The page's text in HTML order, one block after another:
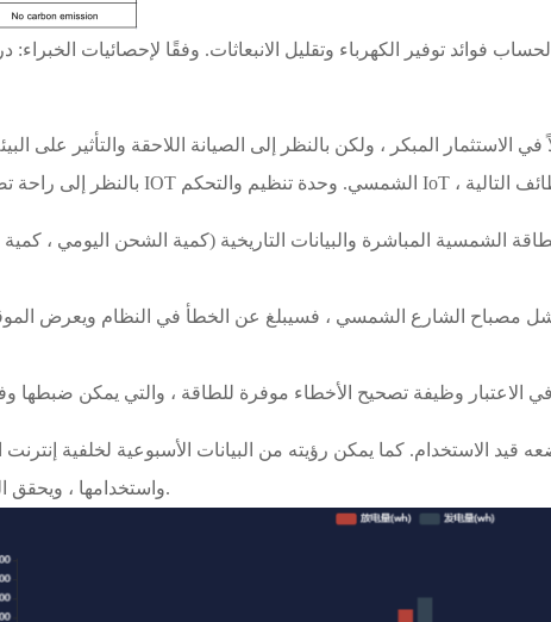
في الاستثمار المبكر ، ولكن بالنظر إلى الصيانة اللاحقة والتأثير
الاستخدام. كما يمكن رؤيته من البيانات الأسبوعية لخلفية إنترنت
واستخدامها ، ويحقق الحفاظ على الطاقة ، حماية البيئة والاستخدام الفعال للموارد الطبيعية.